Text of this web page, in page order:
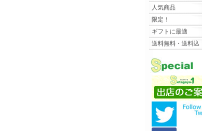
人気商品
限定！
ギフトに最適
送料無料・送料込